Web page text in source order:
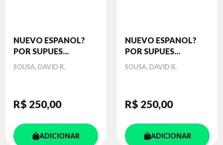
NUEVO ESPANOL?
POR SUPUES...
Autor
SOUSA, DAVID R.
R$ 250,00
ADICIONAR
NUEVO ESPANOL?
POR SUPUES...
Autor
SOUSA, DAVID R.
R$ 250,00
ADICIONAR